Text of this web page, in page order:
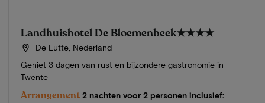
Landhuishotel De Bloemenbeek★★★★
De Lutte, Nederland
Geniet 3 dagen van rust en bijzondere gastronomie in
Twente
Arrangement 2 nachten voor 2 personen inclusief: